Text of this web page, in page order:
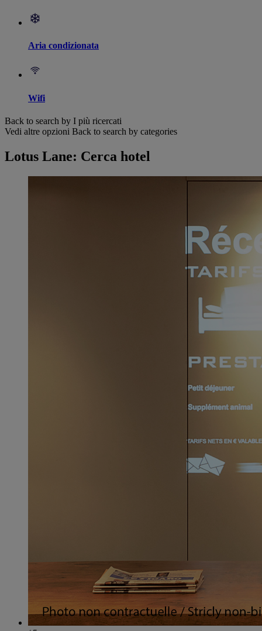
Aria condizionata
Wifi
Back to search by I più ricercati
Vedi altre opzioni Back to search by categories
Lotus Lane: Cerca hotel